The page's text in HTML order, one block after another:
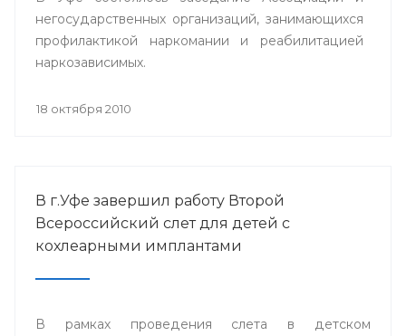
негосударственных организаций, занимающихся
профилактикой наркомании и реабилитацией
наркозависимых.
18 октября 2010
В г.Уфе завершил работу Второй
Всероссийский слет для детей с
кохлеарными имплантами
В рамках проведения слета в детском